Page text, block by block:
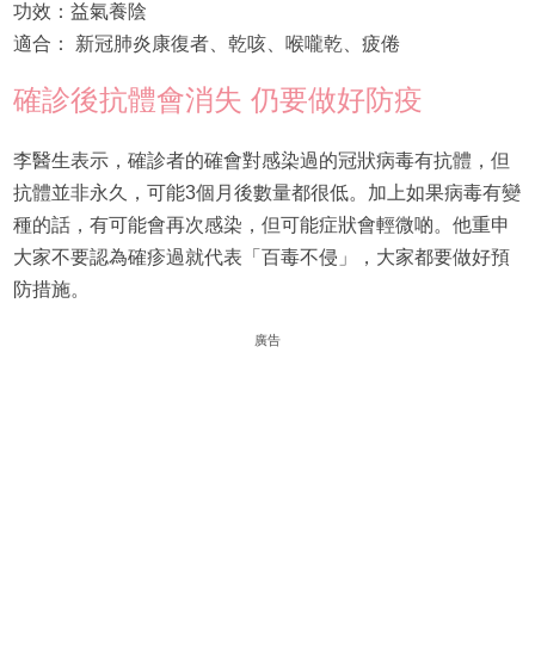
功效：益氣養陰
適合： 新冠肺炎康復者、乾咳、喉嚨乾、疲倦
確診後抗體會消失 仍要做好防疫
李醫生表示，確診者的確會對感染過的冠狀病毒有抗體，但
抗體並非永久，可能3個月後數量都很低。加上如果病毒有變
種的話，有可能會再次感染，但可能症狀會輕微啲。他重申
大家不要認為確疹過就代表「百毒不侵」，大家都要做好預
防措施。
廣告